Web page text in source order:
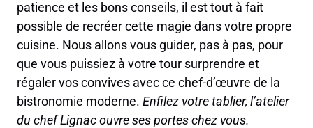
patience et les bons conseils, il est tout à fait
possible de recréer cette magie dans votre propre
cuisine. Nous allons vous guider, pas à pas, pour
que vous puissiez à votre tour surprendre et
régaler vos convives avec ce chef-d’œuvre de la
bistronomie moderne. Enfilez votre tablier, l’atelier
du chef Lignac ouvre ses portes chez vous.